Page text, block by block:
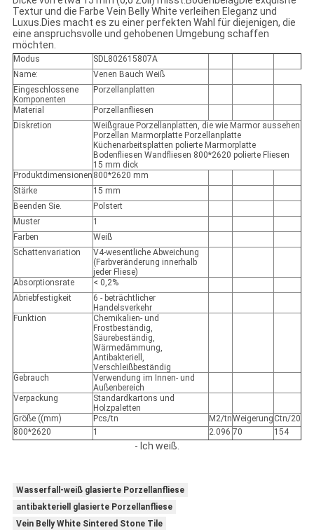
Textur und die Farbe Vein Belly White verleihen Eleganz und
Luxus.Dies macht es zu einer perfekten Wahl für diejenigen, die
eine anspruchsvolle und gehobenen Umgebung schaffen
möchten.
Modus
SDL802615807A
Name:
Venen Bauch Weiß
Eingeschlossene
Komponenten
Porzellanplatten
Material
Porzellanfliesen
Diskretion
Weißgraue Porzellanplatten, die wie Marmor aussehen
Porzellan Marmorplatte Porzellanplatte
Küchenarbeitsplatten polierte Marmorplatte
Bodenfliesen Wandfliesen 800*2620 polierte Fliesen
15 mm dick
Produktdimensionen 800*2620 mm
Stärke
15 mm
Beenden Sie.
Polstert
Muster
1
Farben
Weiß
Schattenvariation
V4-wesentliche Abweichung
(Farbveränderung innerhalb
jeder Fliese)
Absorptionsrate
< 0,2%
Abriebfestigkeit
6 - beträchtlicher
Handelsverkehr
Funktion
Chemikalien- und
Frostbeständig,
Säurebeständig,
Wärmedämmung,
Antibakteriell,
Verschleißbeständig
Gebrauch
Verwendung im Innen- und
Außenbereich
Verpackung
Standardkartons und
Holzpaletten
Größe ((mm)
Pcs/tn M2/tnWeigerung Ctn/20
800*2620
1 2.096 70 154
- Ich weiß.
Wasserfall-weiß glasierte Porzellanfliese
antibakteriell glasierte Porzellanfliese
Vein Belly White Sintered Stone Tile